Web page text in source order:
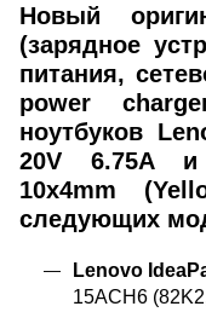
Новый
(зарядное
питания,
power
ноутбуков
20V 6.75A и
10х4mm
следующих
Lenovo
15ACH6